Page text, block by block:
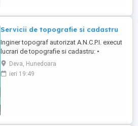
Servicii de topografie si cadastru
Inginer topograf autorizat A.N.C.P.I. execut
lucrari de topografie si cadastru: •
Documentatii cadastrale in vederea
inscrierii in carte funciara a imobilelor
(case, terenuri intravilane si extravilane) de
Deva, Hunedoara
ieri 19:49